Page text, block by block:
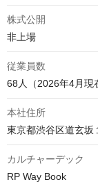
株式公開
非上場
従業員数
68人（2026年4月現
本社住所
東京都渋谷区道玄坂
カルチャーデック
RP Way Book